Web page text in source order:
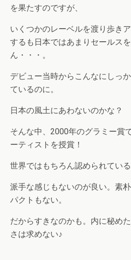
を果たすのですが、
いくつかのレーベルを渡り歩き
するも日本ではあまりセールス
ん・・・。
デビュー当時からこんなにしっ
ているのに。
日本の風土にあわないのかな？
そんな中、2000年のグラミー賞
ーティストを授賞！
世界ではもちろん認められてい
派手な感じもないのが良い。素
パクトもない。
だからすきなのかも。内に秘め
さは求めない♪